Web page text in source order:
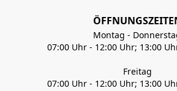
Montag -
07:00 Uhr - 12:00 Uhr; 13:00
Freitag
07:00 Uhr - 12:00 Uhr; 13:00